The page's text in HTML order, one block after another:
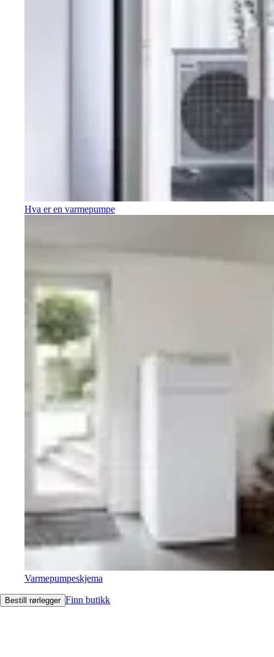
Hva er en varmepumpe
Varmepumpeskjema
Bestill rørlegger Finn butikk